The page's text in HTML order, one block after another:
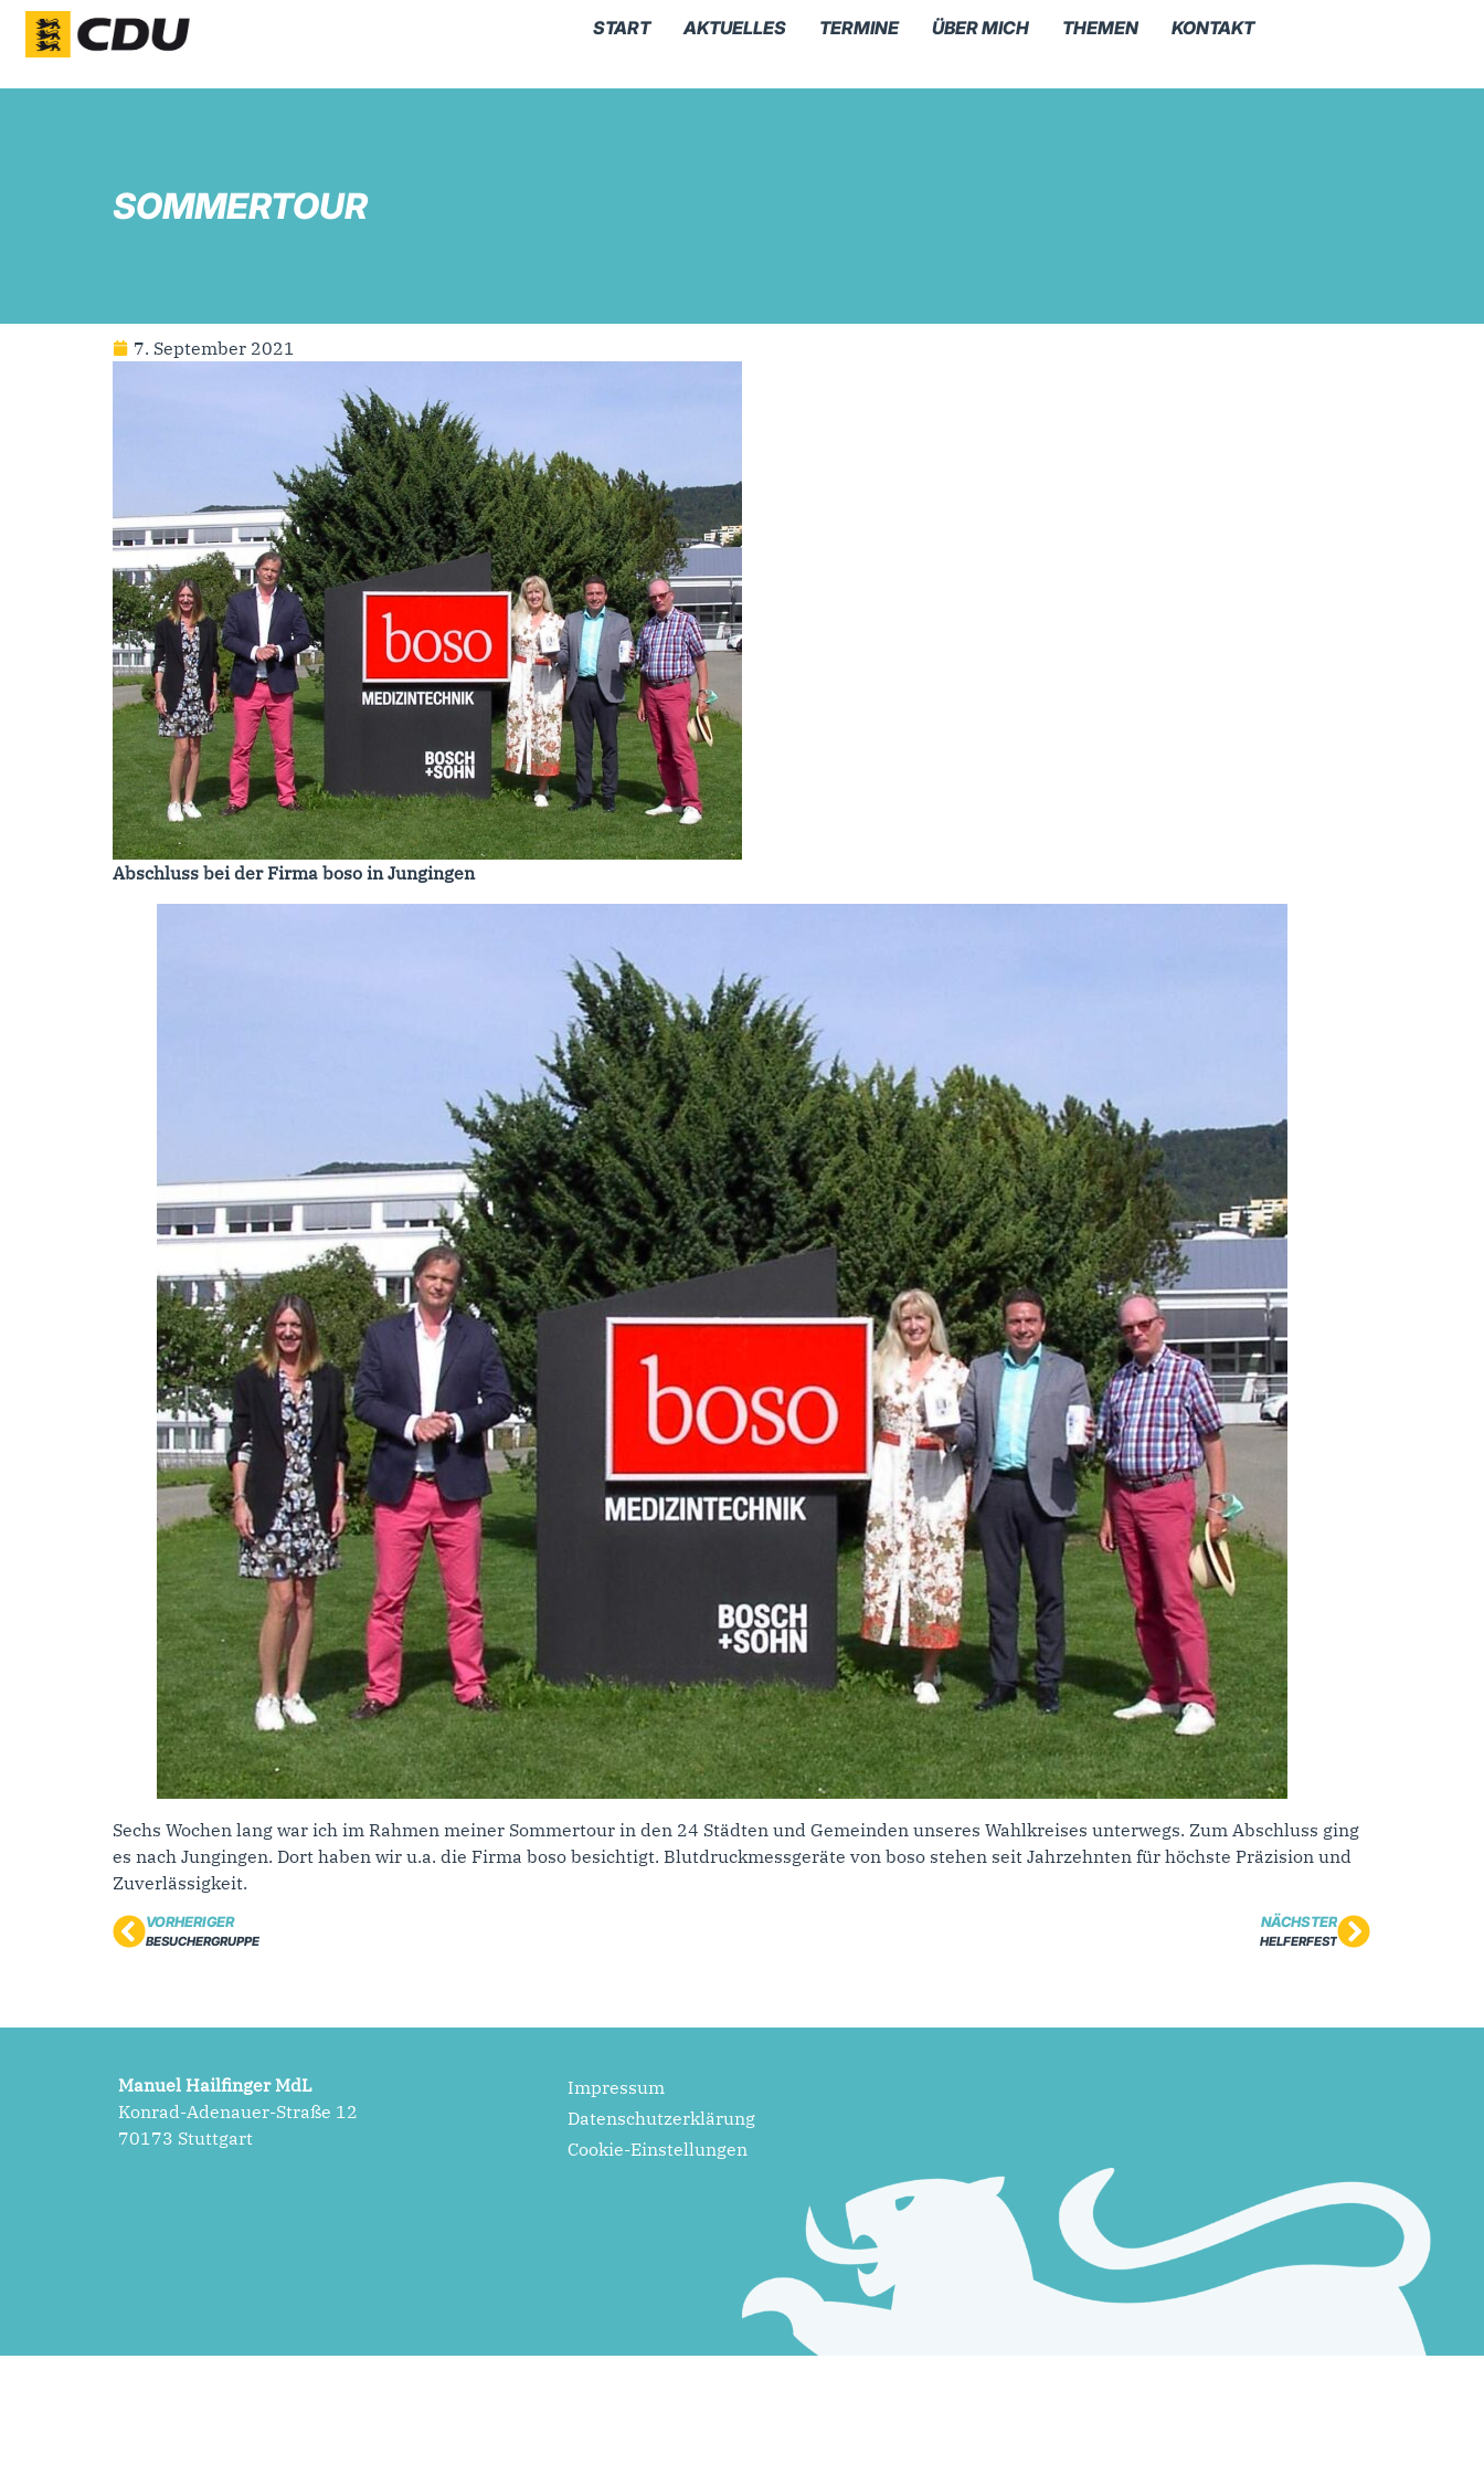
START AKTUELLES TERMINE ÜBER MICH THEMEN KONTAKT
SOMMERTOUR
7. September 2021
Abschluss bei der Firma boso in Jungingen
Sechs Wochen lang war ich im Rahmen meiner Sommertour in den 24 Städten und Gemeinden unseres Wahlkreises unterwegs. Zum Abschluss ging
es nach Jungingen. Dort haben wir u.a. die Firma boso besichtigt. Blutdruckmessgeräte von boso stehen seit Jahrzehnten für höchste Präzision und
Zuverlässigkeit.
VORHERIGER
BESUCHERGRUPPE
NÄCHSTER
HELFERFEST
Manuel Hailfinger MdL
Konrad-Adenauer-Straße 12
70173 Stuttgart
Impressum
Datenschutzerklärung
Cookie-Einstellungen